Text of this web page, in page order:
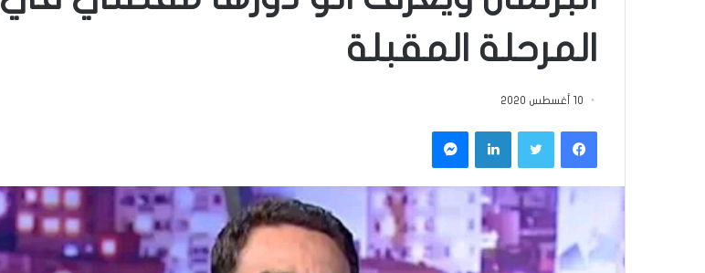
المرحلة المقبلة
10 أغسطس 2020
فيسبوكتويتر لينكدإن ماسنجر